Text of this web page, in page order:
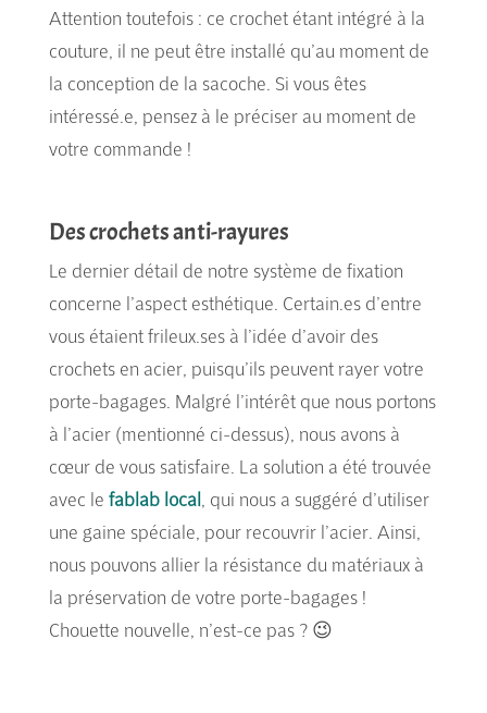
Attention toutefois : ce crochet étant intégré à la
couture, il ne peut être installé qu’au moment de
la conception de la sacoche. Si vous êtes
intéressé.e, pensez à le préciser au moment de
votre commande !
Des crochets anti-rayures
Le dernier détail de notre système de fixation
concerne l’aspect esthétique. Certain.es d’entre
vous étaient frileux.ses à l’idée d’avoir des
crochets en acier, puisqu’ils peuvent rayer votre
porte-bagages. Malgré l’intérêt que nous portons
à l’acier (mentionné ci-dessus), nous avons à
cœur de vous satisfaire. La solution a été trouvée
avec le fablab local, qui nous a suggéré d’utiliser
une gaine spéciale, pour recouvrir l’acier. Ainsi,
nous pouvons allier la résistance du matériaux à
la préservation de votre porte-bagages !
Chouette nouvelle, n’est-ce pas ? 😉